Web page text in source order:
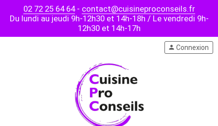
02 72 25 64 64- contact@cuisineproconseils.fr
Du lundi au jeudi 9h-12h30 et 14h-18h / Le vendredi 9h-
12h30 et 14h-17h
person Connexion